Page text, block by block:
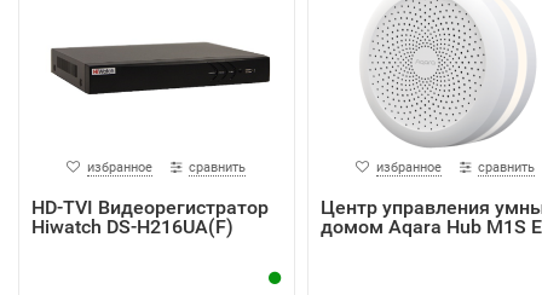
избранное сравнить
HD-TVI Видеорегистратор
Hiwatch DS-H216UA(F)
избранное сравнить
Центр управления
домом Aqara Hub M1S